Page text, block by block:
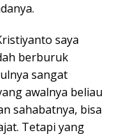
saya
berburuk
sangat
awalnya beliau
sahabatnya, bisa
Tetapi yang